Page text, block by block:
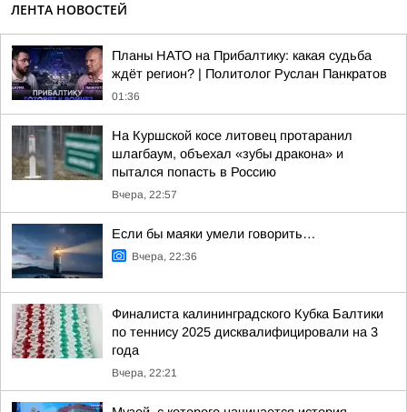
ЛЕНТА НОВОСТЕЙ
Планы НАТО на Прибалтику: какая судьба
ждёт регион? | Политолог Руслан Панкратов
01:36
На Куршской косе литовец протаранил
шлагбаум, объехал «зубы дракона» и
пытался попасть в Россию
Вчера, 22:57
Если бы маяки умели говорить…
Вчера, 22:36
Финалиста калининградского Кубка Балтики
по теннису 2025 дисквалифицировали на 3
года
Вчера, 22:21